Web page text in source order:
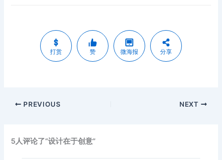
打赏 赞 微海报 分享
PREVIOUS NEXT
5人评论了“设计在于创意”